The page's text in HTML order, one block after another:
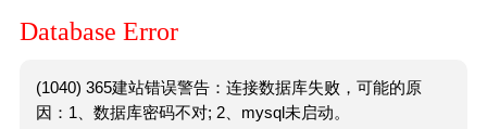
Database Error
(1040) 365建站错误警告：连接数据库失败，可能的原
因：1、数据库密码不对; 2、mysql未启动。